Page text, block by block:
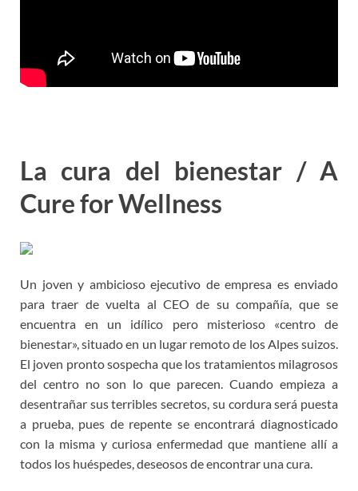
La cura del bienestar / A
Cure for Wellness
Un joven y ambicioso ejecutivo de empresa es enviado
para traer de vuelta al CEO de su compañía, que se
encuentra en un idílico pero misterioso «centro de
bienestar», situado en un lugar remoto de los Alpes suizos.
El joven pronto sospecha que los tratamientos milagrosos
del centro no son lo que parecen. Cuando empieza a
desentrañar sus terribles secretos, su cordura será puesta
a prueba, pues de repente se encontrará diagnosticado
con la misma y curiosa enfermedad que mantiene allí a
todos los huéspedes, deseosos de encontrar una cura.